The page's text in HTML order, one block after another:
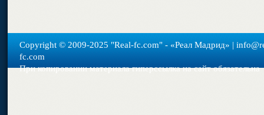
Copyright © 2009-2025 "Real-fс.com" - «Реал Мадрид» |
fc.com
При копировании материала гиперссылка на сайт обязательна